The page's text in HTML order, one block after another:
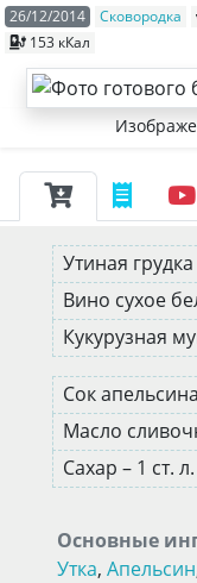
26/12/2014 Сковородка
153 кКал
Утиная
Вино сухое
Кукурузная
Сок
Масло
Сахар – 1 ст. л.
Основные
Утка, Апельсин